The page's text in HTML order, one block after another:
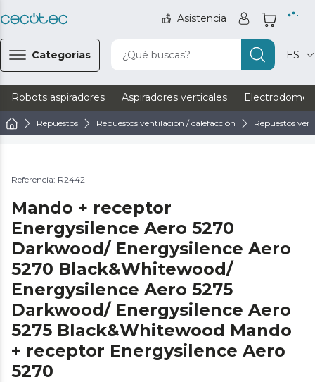
Asistencia
Categorías ¿Qué buscas? ES
Robots aspiradores Aspiradores verticales
Repuestos Repuestos ventilación / calefacción Repuestos
Referencia: R2442
Mando + receptor
Energysilence Aero 5270
Darkwood/ Energysilence Aero
5270 Black&Whitewood/
Energysilence Aero 5275
Darkwood/ Energysilence Aero
5275 Black&Whitewood Mando
+ receptor Energysilence Aero
5270